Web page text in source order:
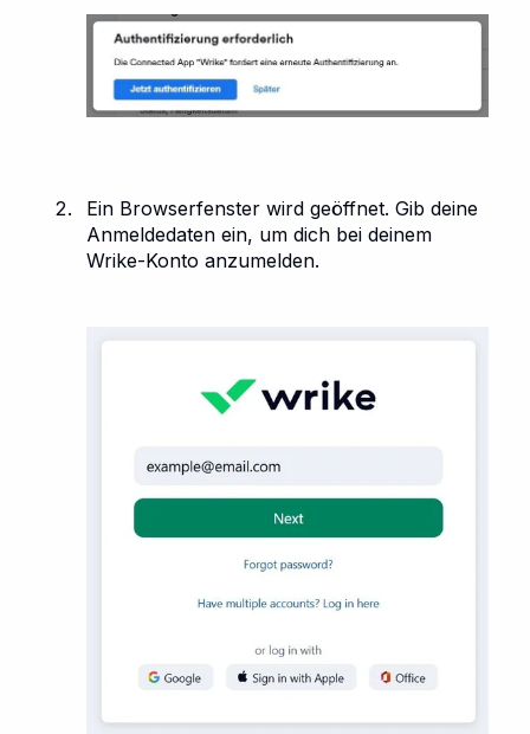
Ein Browserfenster wird geöffnet. Gib deine
Anmeldedaten ein, um dich bei deinem
Wrike-Konto anzumelden.